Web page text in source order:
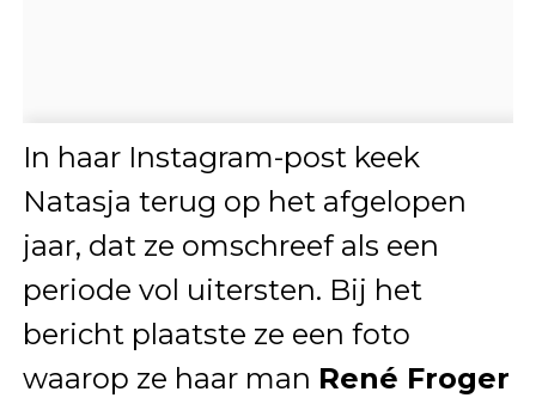
In haar Instagram-post keek
Natasja terug op het afgelopen
jaar, dat ze omschreef als een
periode vol uitersten. Bij het
bericht plaatste ze een foto
waarop ze haar man René Froger